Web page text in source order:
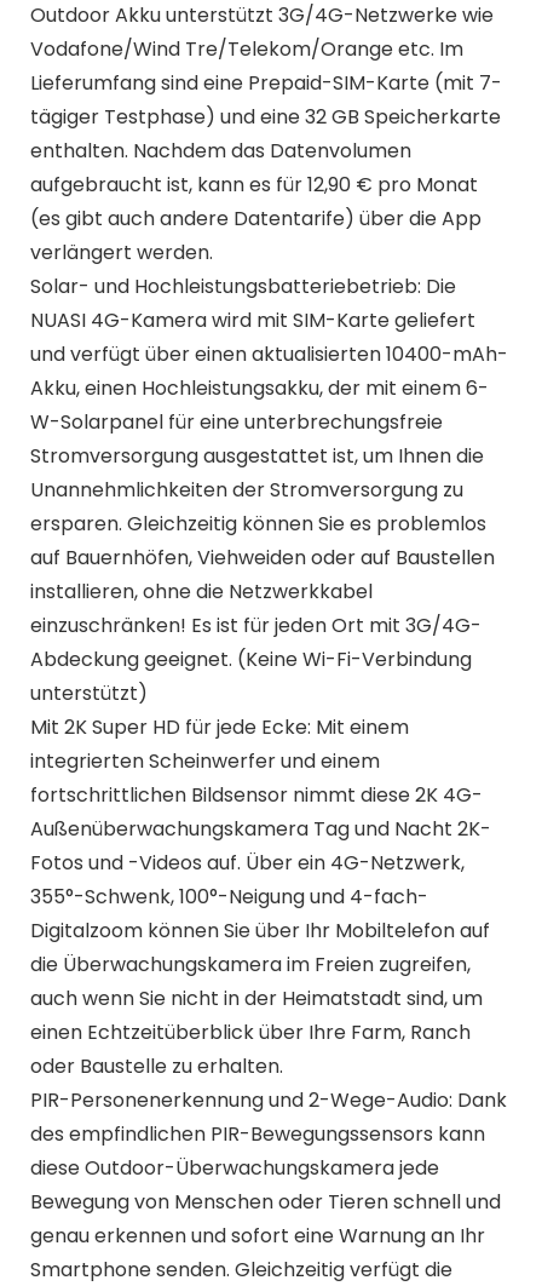
Outdoor Akku unterstützt 3G/4G-Netzwerke wie
Vodafone/Wind Tre/Telekom/Orange etc. Im
Lieferumfang sind eine Prepaid-SIM-Karte (mit 7-
tägiger Testphase) und eine 32 GB Speicherkarte
enthalten. Nachdem das Datenvolumen
aufgebraucht ist, kann es für 12,90 € pro Monat
(es gibt auch andere Datentarife) über die App
verlängert werden.
Solar- und Hochleistungsbatteriebetrieb: Die
NUASI 4G-Kamera wird mit SIM-Karte geliefert
und verfügt über einen aktualisierten 10400-mAh-
Akku, einen Hochleistungsakku, der mit einem 6-
W-Solarpanel für eine unterbrechungsfreie
Stromversorgung ausgestattet ist, um Ihnen die
Unannehmlichkeiten der Stromversorgung zu
ersparen. Gleichzeitig können Sie es problemlos
auf Bauernhöfen, Viehweiden oder auf Baustellen
installieren, ohne die Netzwerkkabel
einzuschränken! Es ist für jeden Ort mit 3G/4G-
Abdeckung geeignet. (Keine Wi-Fi-Verbindung
unterstützt)
Mit 2K Super HD für jede Ecke: Mit einem
integrierten Scheinwerfer und einem
fortschrittlichen Bildsensor nimmt diese 2K 4G-
Außenüberwachungskamera Tag und Nacht 2K-
Fotos und -Videos auf. Über ein 4G-Netzwerk,
355°-Schwenk, 100°-Neigung und 4-fach-
Digitalzoom können Sie über Ihr Mobiltelefon auf
die Überwachungskamera im Freien zugreifen,
auch wenn Sie nicht in der Heimatstadt sind, um
einen Echtzeitüberblick über Ihre Farm, Ranch
oder Baustelle zu erhalten.
PIR-Personenerkennung und 2-Wege-Audio: Dank
des empfindlichen PIR-Bewegungssensors kann
diese Outdoor-Überwachungskamera jede
Bewegung von Menschen oder Tieren schnell und
genau erkennen und sofort eine Warnung an Ihr
Smartphone senden. Gleichzeitig verfügt die